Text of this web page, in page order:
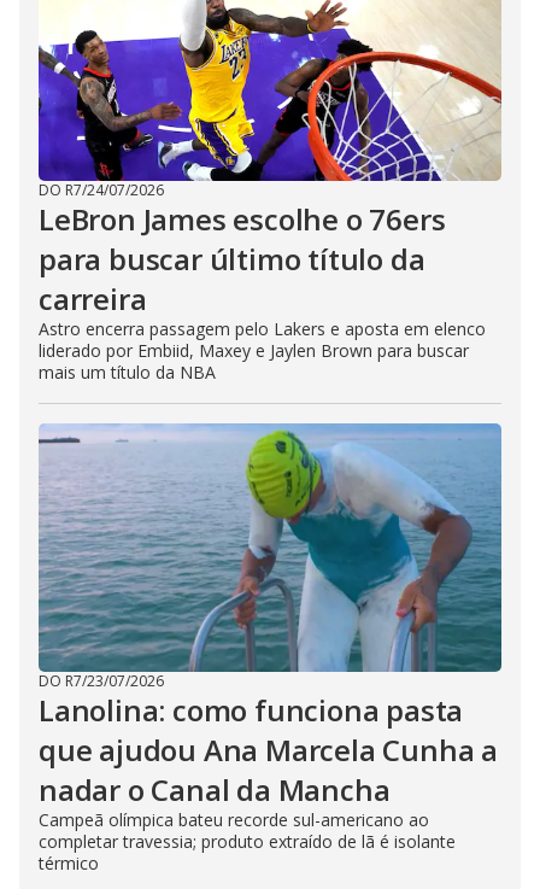
DO R7/24/07/2026
LeBron James escolhe o 76ers
para buscar último título da
carreira
Astro encerra passagem pelo Lakers e aposta em elenco
liderado por Embiid, Maxey e Jaylen Brown para buscar
mais um título da NBA
DO R7/23/07/2026
Lanolina: como funciona pasta
que ajudou Ana Marcela Cunha a
nadar o Canal da Mancha
Campeã olímpica bateu recorde sul-americano ao
completar travessia; produto extraído de lã é isolante
térmico